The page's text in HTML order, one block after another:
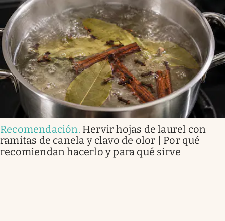
Recomendación. Hervir hojas de laurel con
ramitas de canela y clavo de olor | Por qué
recomiendan hacerlo y para qué sirve